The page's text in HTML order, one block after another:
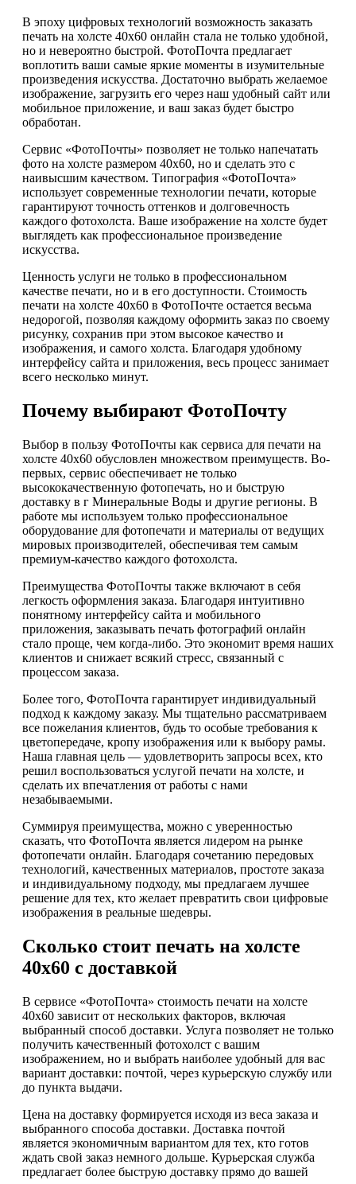
В эпоху цифровых технологий возможность заказать
печать на холсте 40х60 онлайн стала не только удобной,
но и невероятно быстрой. ФотоПочта предлагает
воплотить ваши самые яркие моменты в изумительные
произведения искусства. Достаточно выбрать желаемое
изображение, загрузить его через наш удобный сайт или
мобильное приложение, и ваш заказ будет быстро
обработан.
Сервис «ФотоПочты» позволяет не только напечатать
фото на холсте размером 40х60, но и сделать это с
наивысшим качеством. Типография «ФотоПочта»
использует современные технологии печати, которые
гарантируют точность оттенков и долговечность
каждого фотохолста. Ваше изображение на холсте будет
выглядеть как профессиональное произведение
искусства.
Ценность услуги не только в профессиональном
качестве печати, но и в его доступности. Стоимость
печати на холсте 40х60 в ФотоПочте остается весьма
недорогой, позволяя каждому оформить заказ по своему
рисунку, сохранив при этом высокое качество и
изображения, и самого холста. Благодаря удобному
интерфейсу сайта и приложения, весь процесс занимает
всего несколько минут.
Почему выбирают ФотоПочту
Выбор в пользу ФотоПочты как сервиса для печати на
холсте 40х60 обусловлен множеством преимуществ. Во-
первых, сервис обеспечивает не только
высококачественную фотопечать, но и быструю
доставку в г Минеральные Воды и другие регионы. В
работе мы используем только профессиональное
оборудование для фотопечати и материалы от ведущих
мировых производителей, обеспечивая тем самым
премиум-качество каждого фотохолста.
Преимущества ФотоПочты также включают в себя
легкость оформления заказа. Благодаря интуитивно
понятному интерфейсу сайта и мобильного
приложения, заказывать печать фотографий онлайн
стало проще, чем когда-либо. Это экономит время наших
клиентов и снижает всякий стресс, связанный с
процессом заказа.
Более того, ФотоПочта гарантирует индивидуальный
подход к каждому заказу. Мы тщательно рассматриваем
все пожелания клиентов, будь то особые требования к
цветопередаче, кропу изображения или к выбору рамы.
Наша главная цель — удовлетворить запросы всех, кто
решил воспользоваться услугой печати на холсте, и
сделать их впечатления от работы с нами
незабываемыми.
Суммируя преимущества, можно с уверенностью
сказать, что ФотоПочта является лидером на рынке
фотопечати онлайн. Благодаря сочетанию передовых
технологий, качественных материалов, простоте заказа
и индивидуальному подходу, мы предлагаем лучшее
решение для тех, кто желает превратить свои цифровые
изображения в реальные шедевры.
Сколько стоит печать на холсте
40х60 с доставкой
В сервисе «ФотоПочта» стоимость печати на холсте
40х60 зависит от нескольких факторов, включая
выбранный способ доставки. Услуга позволяет не только
получить качественный фотохолст с вашим
изображением, но и выбрать наиболее удобный для вас
вариант доставки: почтой, через курьерскую службу или
до пункта выдачи.
Цена на доставку формируется исходя из веса заказа и
выбранного способа доставки. Доставка почтой
является экономичным вариантом для тех, кто готов
ждать свой заказ немного дольше. Курьерская служба
предлагает более быструю доставку прямо до вашей